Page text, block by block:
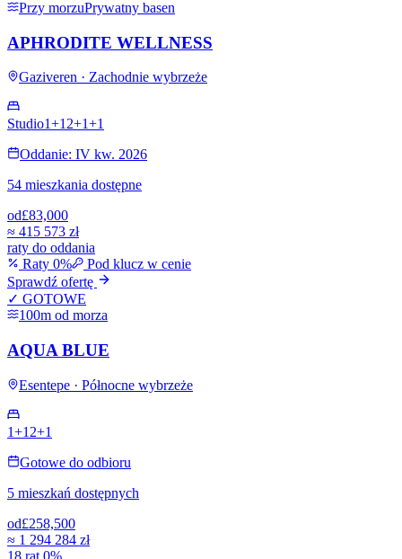
Przy morzuPrywatny basen
APHRODITE WELLNESS
Gaziveren · Zachodnie wybrzeże
Studio1+12+1+1
Oddanie: IV kw. 2026
54 mieszkania dostępne
od£83,000
≈ 415 573 zł
raty do oddania
Raty 0%
Pod klucz w cenie
Sprawdź ofertę
✓ GOTOWE
100m od morza
AQUA BLUE
Esentepe · Północne wybrzeże
1+1 2+1
Gotowe do odbioru
5 mieszkań dostępnych
od£258,500
≈ 1 294 284 zł
18 rat 0%